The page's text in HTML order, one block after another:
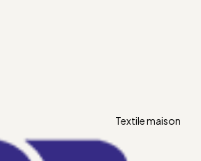
Textile maison